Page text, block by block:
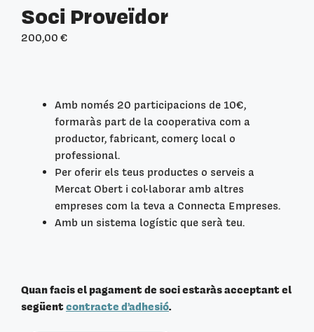
Soci Proveïdor
200,00 €
Amb només 20 participacions de 10€,
formaràs part de la cooperativa com a
productor, fabricant, comerç local o
professional.
Per oferir els teus productes o serveis a
Mercat Obert i col·laborar amb altres
empreses com la teva a Connecta Empreses.
Amb un sistema logístic que serà teu.
Quan facis el pagament de soci estaràs acceptant el
següentcontracte d’adhesió.